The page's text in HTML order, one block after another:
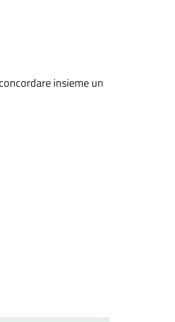
insieme un